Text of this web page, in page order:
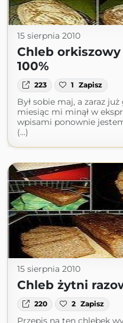
15 sierpnia 2010
Chleb
100%
223 1 Zapisz
Był sobie maj, a zaraz
miesiąc mi minął w
wpisami ponownie
(...)
15 sierpnia 2010
Chleb żytni
220 2 Zapisz
Przepis na ten chlebek